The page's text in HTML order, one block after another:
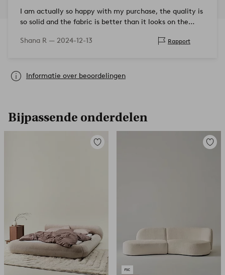
I am actually so happy with my purchase, the quality is
so solid and the fabric is better than it looks on the
Shana R — 2024-12-13 Rapport
Informatie over beoordelingen
Bijpassende onderdelen
Toevoegen